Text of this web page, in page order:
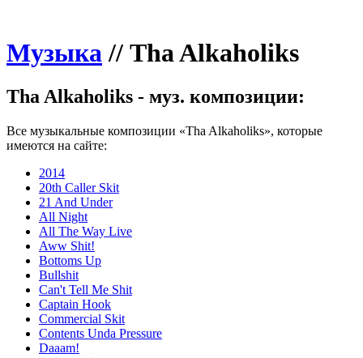
Музыка// Tha Alkaholiks
Tha Alkaholiks - муз. композиции:
Все музыкальные композиции «Tha Alkaholiks», которые
имеются на сайте:
2014
20th Caller Skit
21 And Under
All Night
All The Way Live
Aww Shit!
Bottoms Up
Bullshit
Can't Tell Me Shit
Captain Hook
Commercial Skit
Contents Unda Pressure
Daaam!